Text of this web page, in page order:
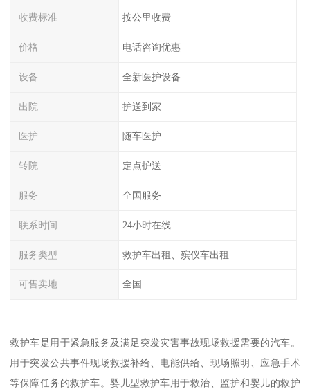
收费标准 按公里收费
价格 电话咨询优惠
设备 全新医护设备
出院 护送到家
医护 随车医护
转院 定点护送
服务 全国服务
联系时间 24小时在线
服务类型 救护车出租、殡仪车出租
可售卖地 全国
救护车是用于紧急服务及满足突发灾害事故现场救援需要的汽车。
用于突发公共事件现场救援补给、电能供给、现场照明、应急手术
等保障任务的救护车。婴儿型救护车用于救治、监护和婴儿的救护